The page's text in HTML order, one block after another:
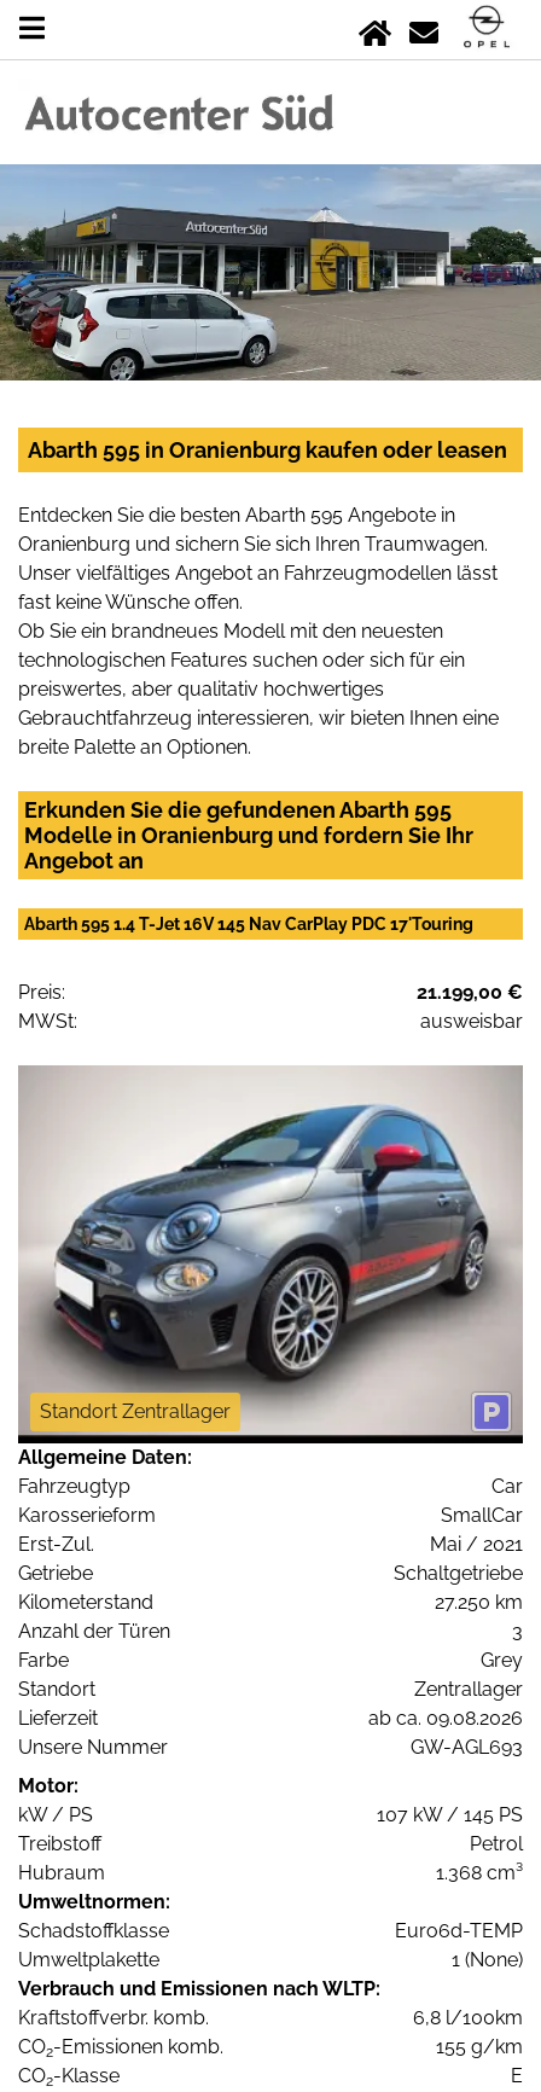
Abarth 595 in Oranienburg kaufen oder leasen
Entdecken Sie die besten Abarth 595 Angebote in
Oranienburg und sichern Sie sich Ihren Traumwagen.
Unser vielfältiges Angebot an Fahrzeugmodellen lässt
fast keine Wünsche offen.
Ob Sie ein brandneues Modell mit den neuesten
technologischen Features suchen oder sich für ein
preiswertes, aber qualitativ hochwertiges
Gebrauchtfahrzeug interessieren, wir bieten Ihnen eine
breite Palette an Optionen.
Erkunden Sie die gefundenen Abarth 595
Modelle in Oranienburg und fordern Sie Ihr
Angebot an
Abarth 595 1.4 T-Jet 16V 145 Nav CarPlay PDC 17'Touring
Preis:
21.199,00 €
MWSt:
ausweisbar
Standort Zentrallager
Allgemeine Daten:
Fahrzeugtyp
Car
Karosserieform
SmallCar
Erst-Zul.
Mai / 2021
Getriebe
Schaltgetriebe
Kilometerstand
27.250 km
Anzahl der Türen
3
Farbe
Grey
Standort
Zentrallager
Lieferzeit
ab ca. 09.08.2026
Unsere Nummer
GW-AGL693
Motor:
kW / PS
107 kW / 145 PS
Treibstoff
Petrol
Hubraum
1.368 cm³
Umweltnormen:
Schadstoffklasse
Euro6d-TEMP
Umweltplakette
1 (None)
Verbrauch und Emissionen nach WLTP:
Kraftstoffverbr. komb.
6,8 l/100km
CO2-Emissionen komb.
155 g/km
CO2-Klasse E